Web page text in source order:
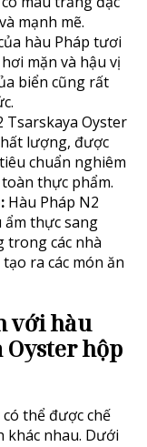
mạnh mẽ.
hàu Pháp tươi
mặn và hậu vị
biển cũng rất
Tsarskaya Oyster
lượng, được
chuẩn nghiêm
thực phẩm.
Hàu Pháp N2
thực sang
trong các nhà
ra các món ăn
với hàu
Oyster hộp
thể được chế
khác nhau. Dưới